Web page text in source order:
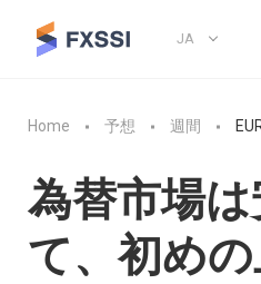
JA
Home 予想 週間
為替市場は
て、初め